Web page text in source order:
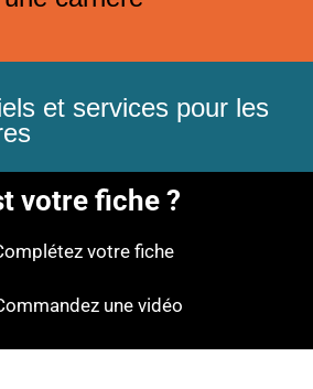
et services pour les
votre fiche ?
votre fiche
une vidéo